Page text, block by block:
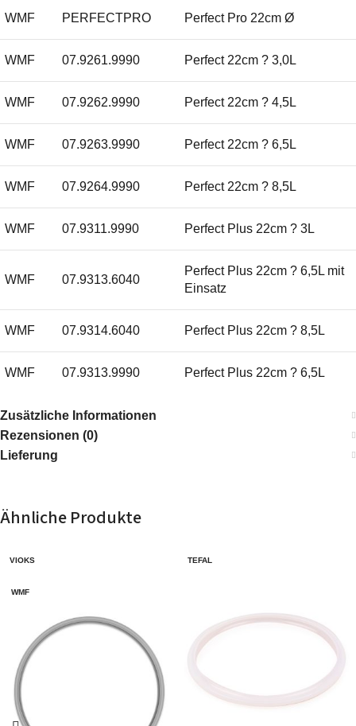
WMF PERFECTPRO Perfect Pro 22cm Ø
WMF 07.9261.9990 Perfect 22cm ? 3,0L
WMF 07.9262.9990 Perfect 22cm ? 4,5L
WMF 07.9263.9990 Perfect 22cm ? 6,5L
WMF 07.9264.9990 Perfect 22cm ? 8,5L
WMF 07.9311.9990 Perfect Plus 22cm ? 3L
WMF 07.9313.6040
Perfect Plus 22cm ? 6,5L mit
Einsatz
WMF 07.9314.6040 Perfect Plus 22cm ? 8,5L
WMF 07.9313.9990 Perfect Plus 22cm ? 6,5L
WMF 07.9312.9990
WMF
Zusätzliche Informationen
Rezensionen (0)
Lieferung
Ähnliche Produkte
VIOKS
WMF
TEFAL